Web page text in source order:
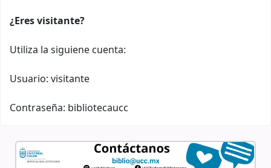
¿Eres visitante?
Utiliza la siguiene cuenta:
Usuario: visitante
Contraseña: bibliotecaucc